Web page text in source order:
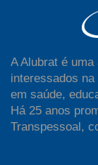
A Alubrat é
interessados
em saúde,
Há 25 anos
Transpessoal,